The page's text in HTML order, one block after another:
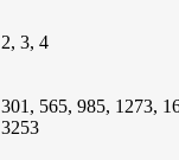
2, 3, 4
301, 565, 985, 1273,
3253